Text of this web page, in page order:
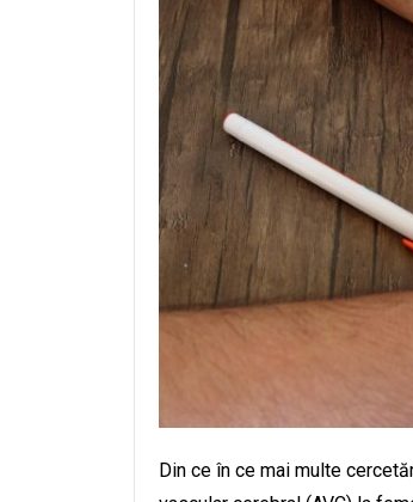
Din ce în ce mai multe